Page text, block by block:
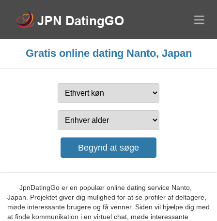
Gratis online dating Nanto, Japan
JpnDatingGo er en populær online dating service Nanto,
Japan. Projektet giver dig mulighed for at se profiler af deltagere,
møde interessante brugere og få venner. Siden vil hjælpe dig med
at finde kommunikation i en virtuel chat, møde interessante